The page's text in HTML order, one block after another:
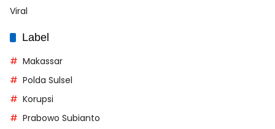
Viral
Label
Makassar
Polda Sulsel
Korupsi
Prabowo Subianto